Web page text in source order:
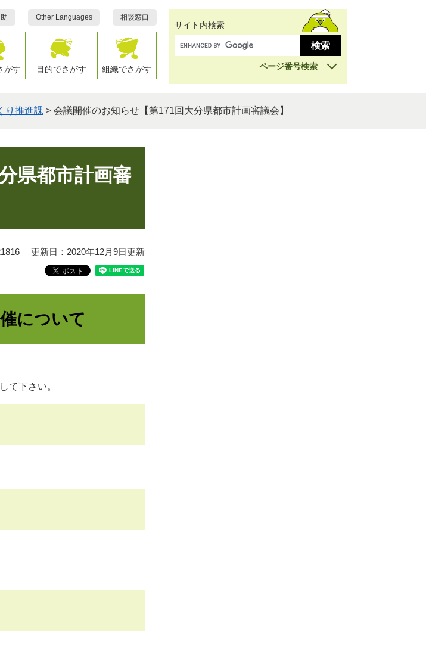
Other Languages 相談窓口
がす 目的でさがす 組織でさがす
サイト内検索
ページ番号検索
り推進課 > 会議開催のお知らせ【第171回大分県都市計画審議会】
県都市計画審
更新日：2020年12月9日更新
について
て下さい。